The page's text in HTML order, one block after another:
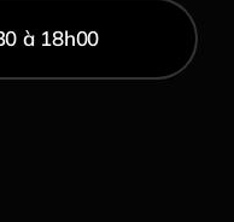
à 18h00